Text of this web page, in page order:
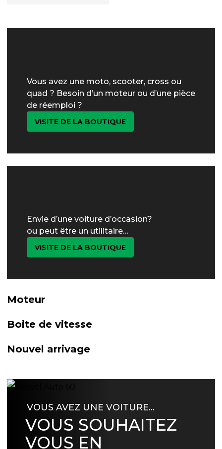
Vous avez une moto, scooter, cross ou
quad ? Besoin d’un moteur ou d’une pièce
de réemploi ?
VISITE DE LA BOUTIQUE
Envie d’une voiture d’occasion?
ou peut être un utilitaire…
VISITE DE LA BOUTIQUE
Moteur
Boite de vitesse
Nouvel arrivage
VOUS AVEZ UNE VOITURE…
VOUS SOUHAITEZ
VOUS EN